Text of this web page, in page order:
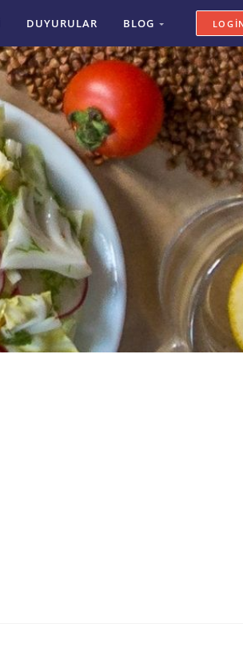
DUYURULAR BLOG